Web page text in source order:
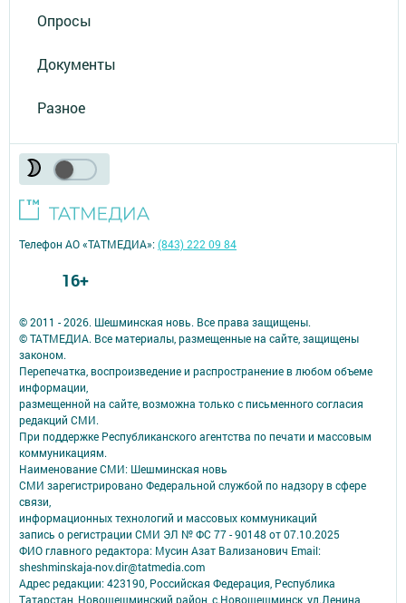
Опросы
Документы
Разное
© 2011 - 2026. Шешминская новь. Все права защищены.
© ТАТМЕДИА. Все материалы, размещенные на сайте, защищены
законом.
Перепечатка, воспроизведение и распространение в любом объеме
информации,
размещенной на сайте, возможна только с письменного согласия
редакций СМИ.
При поддержке Республиканского агентства по печати и массовым
коммуникациям.
Наименование СМИ: Шешминская новь
СМИ зарегистрировано Федеральной службой по надзору в сфере
связи,
информационных технологий и массовых коммуникаций
запись о регистрации СМИ ЭЛ № ФС 77 - 90148 от 07.10.2025
ФИО главного редактора: Мусин Азат Вализанович Email:
sheshminskaja-nov.dir@tatmedia.com
Адрес редакции: 423190, Российская Федерация, Республика
Татарстан, Новошешминский район, с.Новошешминск, ул.Ленина,
Телефон АО «ТАТМЕДИА»:(843) 222 09 84
16+